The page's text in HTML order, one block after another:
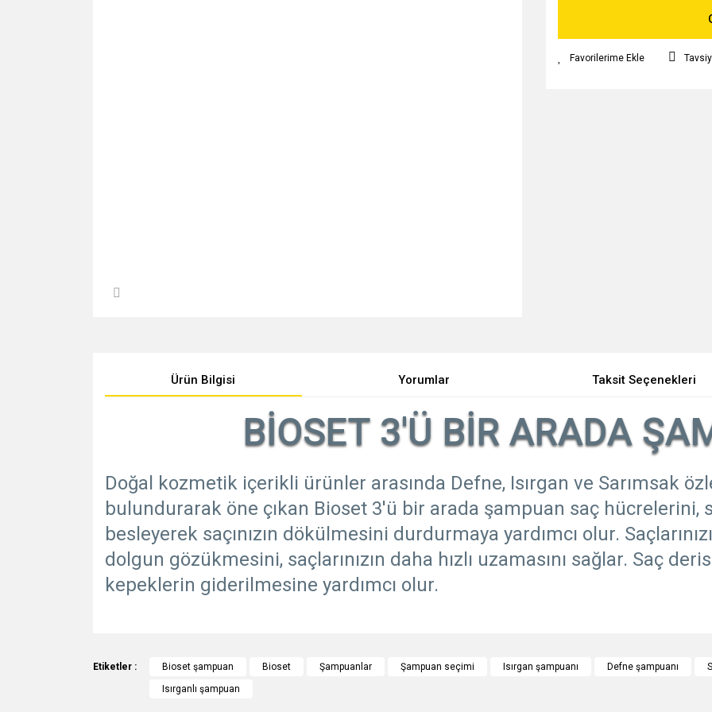
Ürün Bilgisi Yorumlar Taksit Seçenekleri
BİOSET 3'Ü BİR ARADA
Doğal kozmetik içerikli ürünler arasında Defne, Isırgan ve Sarımsak
bulundurarak öne çıkan Bioset 3'ü bir arada şampuan saç hücrelerini,
besleyerek saçınızın dökülmesini durdurmaya yardımcı olur.
dolgun gözükmesini, saçlarınızın daha hızlı uzamasını sağlar. Saç
kepeklerin giderilmesine yardımcı olur.
Bu ürüne ilk yorumu siz yapın!
Ürün resmi kalitesiz, bozuk veya görüntülenemiyor.
Etiketler : Bioset şampuan Bioset Şampuanlar Şampuan seçimi Isırgan şampuanı Defne şampuanı
Isırganlı şampuan